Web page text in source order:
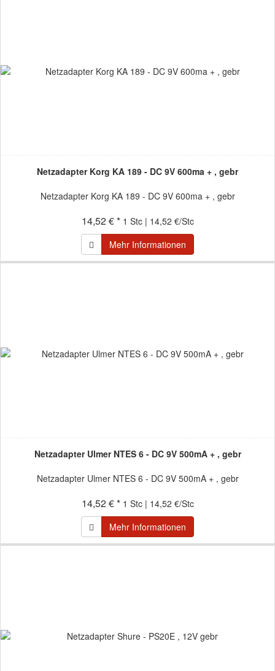
Netzadapter Korg KA 189 - DC 9V 600ma + , gebr
Netzadapter Korg KA 189 - DC 9V 600ma + , gebr
14,52 € * 1 Stc | 14,52 €/Stc
Mehr Informationen
Netzadapter Ulmer NTES 6 - DC 9V 500mA + , gebr
Netzadapter Ulmer NTES 6 - DC 9V 500mA + , gebr
14,52 € * 1 Stc | 14,52 €/Stc
Mehr Informationen